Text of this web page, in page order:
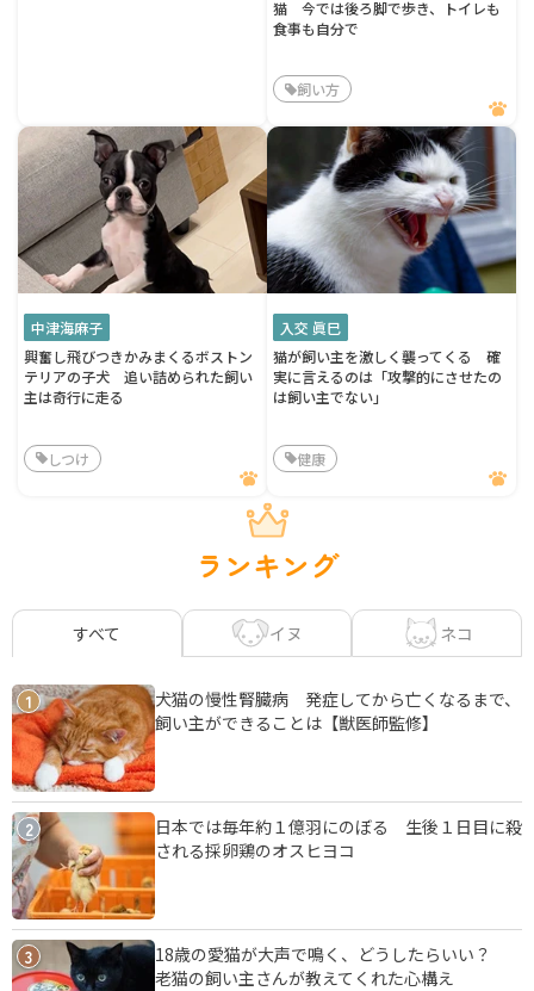
猫 今では後ろ脚で歩き、トイレも
食事も自分で
飼い方
中津海麻子
興奮し飛びつきかみまくるボストン
テリアの子犬 追い詰められた飼い
主は奇行に走る
しつけ
入交 眞巳
猫が飼い主を激しく襲ってくる 確
実に言えるのは「攻撃的にさせたの
は飼い主でない」
健康
ランキング
すべて イヌ ネコ
1
犬猫の慢性腎臓病 発症してから亡くなるまで、
飼い主ができることは【獣医師監修】
2
日本では毎年約１億羽にのぼる 生後１日目に殺
される採卵鶏のオスヒヨコ
3
18歳の愛猫が大声で鳴く、どうしたらいい？
老猫の飼い主さんが教えてくれた心構え